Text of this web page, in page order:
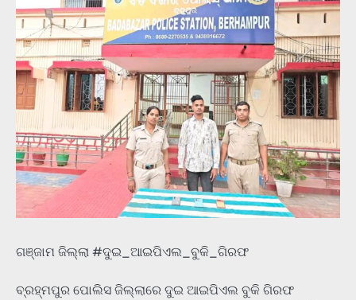
ଗଞ୍ଜାମ ଜିଲ୍ଲା #ଦୁଇ_ଆଇପିଏଲ_ବୁକି_ଗିରଫ
ବ୍ରହ୍ମପୁର ପୋଲିସ ଜିଲ୍ଲାରେ ଦୁଇ ଆଇପିଏଲ ବୁକି ଗିରଫ